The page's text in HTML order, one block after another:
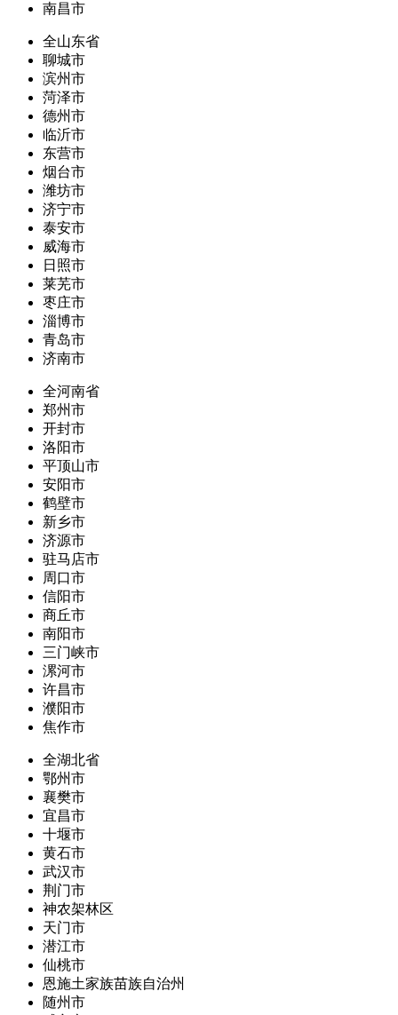
南昌市
全山东省
聊城市
滨州市
菏泽市
德州市
临沂市
东营市
烟台市
潍坊市
济宁市
泰安市
威海市
日照市
莱芜市
枣庄市
淄博市
青岛市
济南市
全河南省
郑州市
开封市
洛阳市
平顶山市
安阳市
鹤壁市
新乡市
济源市
驻马店市
周口市
信阳市
商丘市
南阳市
三门峡市
漯河市
许昌市
濮阳市
焦作市
全湖北省
鄂州市
襄樊市
宜昌市
十堰市
黄石市
武汉市
荆门市
神农架林区
天门市
潜江市
仙桃市
恩施土家族苗族自治州
随州市